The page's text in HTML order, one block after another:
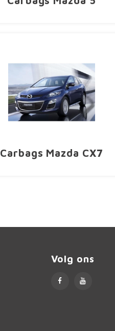
Carbags Mazda CX7
Volg ons